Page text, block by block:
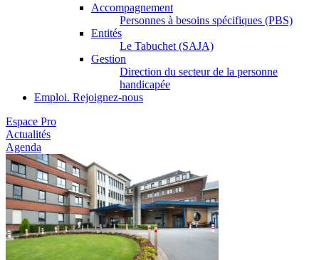
Accompagnement
Personnes à besoins spécifiques (PBS)
Entités
Le Tabuchet (SAJA)
Gestion
Direction du secteur de la personne
handicapée
Emploi. Rejoignez-nous
Espace Pro
Actualités
Agenda